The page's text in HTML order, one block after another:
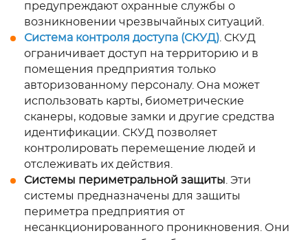
предупреждают охранные службы о
возникновении чрезвычайных ситуаций.
Система контроля доступа (СКУД) . СКУД
ограничивает доступ на территорию и в
помещения предприятия только
авторизованному персоналу. Она может
использовать карты, биометрические
сканеры, кодовые замки и другие средства
идентификации. СКУД позволяет
контролировать перемещение людей и
отслеживать их действия.
Системы периметральной защиты . Эти
системы предназначены для защиты
периметра предприятия от
несанкционированного проникновения. Они